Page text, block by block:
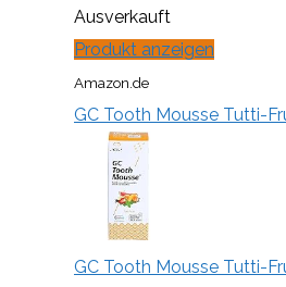
Ausverkauft
Produkt anzeigen
Amazon.de
GC Tooth Mousse Tutti-
GC Tooth Mousse Tutti-